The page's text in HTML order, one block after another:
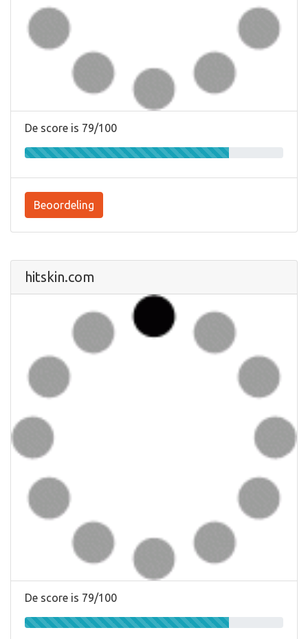
De score is 79/100
Beoordeling
hitskin.com
De score is 79/100